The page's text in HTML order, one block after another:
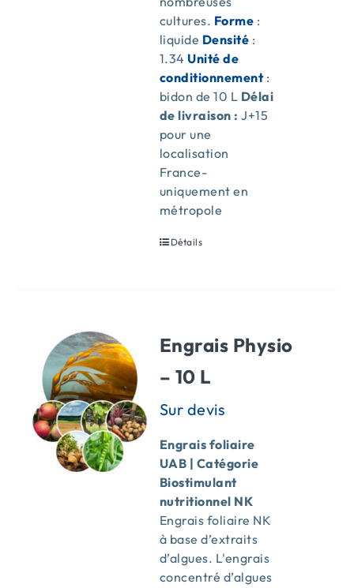
cultures. Forme :
liquide Densité :
1.34Unité de
conditionnement:
bidon de 10 L Délai
de livraison : J+15
pour une
localisation
France-
uniquement en
métropole
Détails
Engrais Physio
– 10 L
Engrais foliaire
UAB | Catégorie
Biostimulant
nutritionnel NK
Engrais foliaire NK
à base d’extraits
d’algues. L'engrais
concentré d’algues